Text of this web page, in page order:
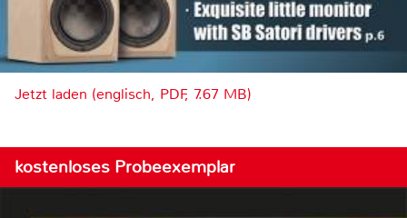
Jetzt laden (englisch, PDF, 7.67 MB)
kostenloses Probeexemplar